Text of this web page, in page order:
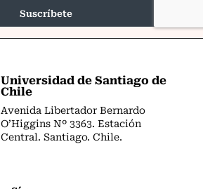
Universidad de Santiago de
Chile
Avenida Libertador Bernardo
O’Higgins Nº 3363. Estación
Central. Santiago. Chile.